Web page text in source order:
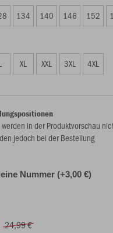
134 140 146 152
XL XXL 3XL 4XL
in der Produktvorschau
jedoch bei der Bestellung
Nummer (+3,00 €)
24,99 €